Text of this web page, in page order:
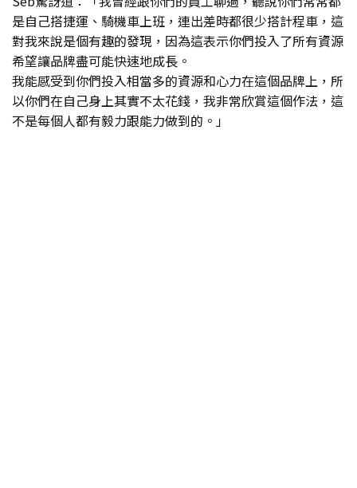
是自己搭捷運、騎機車上班，連出差時都很少搭計程車，這
對我來說是個有趣的發現，因為這表示你們投入了所有資源
希望讓品牌盡可能快速地成長。
我能感受到你們投入相當多的資源和心力在這個品牌上，所
以你們在自己身上其實不太花錢，我非常欣賞這個作法，這
不是每個人都有毅力跟能力做到的。」